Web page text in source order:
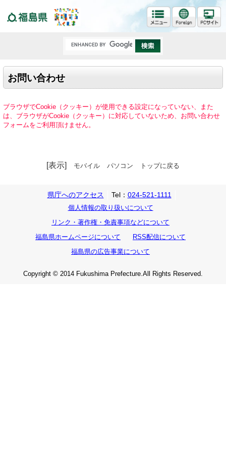
お問い合わせ
ブラウザでCookie（クッキー）が使用できる設定になっていない、また
は、ブラウザがCookie（クッキー）に対応していないため、お問い合わせ
フォームをご利用頂けません。
[表示] モバイル パソコン トップに戻る
県庁へのアクセス Tel： 024-521-1111
個人情報の取り扱いについて
リンク・著作権・免責事項などについて
福島県ホームページについて
RSS配信について
福島県の広告事業について
Copyright © 2014 Fukushima Prefecture.All Rights Reserved.